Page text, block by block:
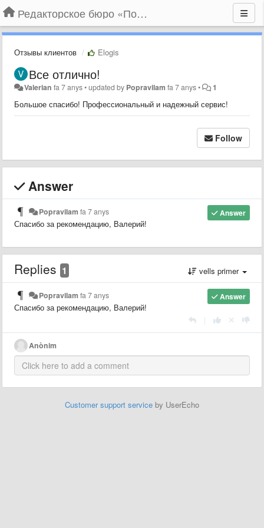
Редакторское бюро «По правилам»
Отзывы клиентов Elogis
Все отлично!
Valerian fa 7 anys•updated by Popravilam fa 7 anys• 1
Большое спасибо! Профессиональный и надежный сервис!
Follow
Answer
Answer
Popravilam fa 7 anys
Спасибо за рекомендацию, Валерий!
Replies 1 vells primer
Answer
Popravilam fa 7 anys
Спасибо за рекомендацию, Валерий!
Anònim
Customer support service by UserEcho